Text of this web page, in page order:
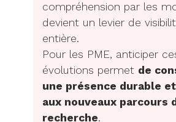
compréhension par les
devient un levier de
entière.
Pour les PME, anticiper
évolutions permet de
une présence durable
aux nouveaux parcours
recherche.